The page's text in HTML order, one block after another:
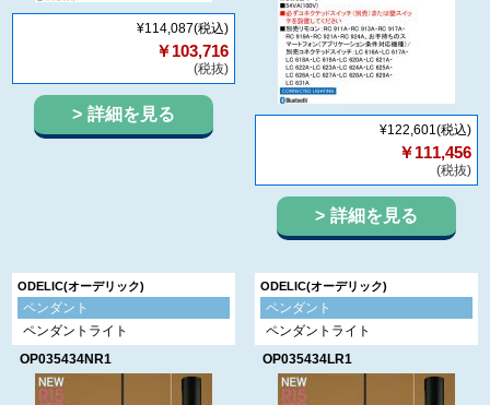
¥114,087(税込)
￥103,716
(税抜)
詳細を見る
¥122,601(税込)
￥111,456
(税抜)
詳細を見る
ODELIC(オーデリック)
ペンダント
ペンダントライト
OP035434NR1
ODELIC(オーデリック)
ペンダント
ペンダントライト
OP035434LR1